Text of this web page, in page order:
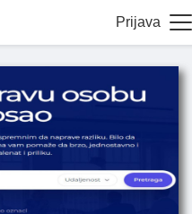
Prijava